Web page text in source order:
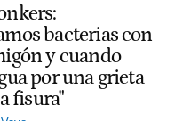
bacterias con
y cuando
por una grieta
fisura"